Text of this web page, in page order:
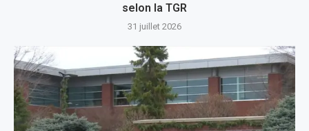
selon la TGR
31 juillet 2026